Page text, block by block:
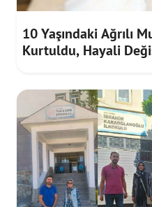
10 Yaşındaki Ağrılı
Kurtuldu, Hayali